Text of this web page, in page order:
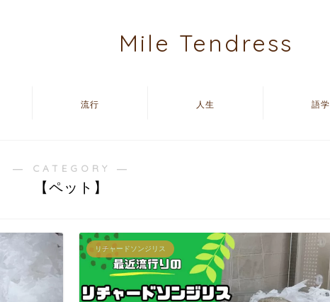
Mile Tendress
流行 人生 語学
― CATEGORY ―
【ペット】
リチャードソンジリス